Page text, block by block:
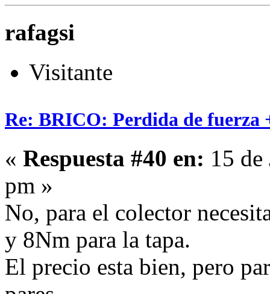
rafagsi
Visitante
Re: BRICO: Perdida de
« Respuesta #40 en: 15
pm »
No, para el colector
y 8Nm para la tapa.
El precio esta bien, pero